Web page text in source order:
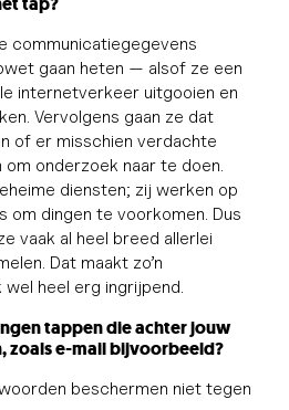
communicatiegegevens
gaan heten — alsof ze een
internetverkeer uitgooien en
Vervolgens gaan ze dat
of er misschien verdachte
onderzoek naar te doen.
diensten; zij werken op
om dingen te voorkomen. Dus
vaak al heel breed allerlei
Dat maakt zo’n
heel erg ingrijpend.
tappen die achter jouw
zoals e-mail bijvoorbeeld?
beschermen niet tegen